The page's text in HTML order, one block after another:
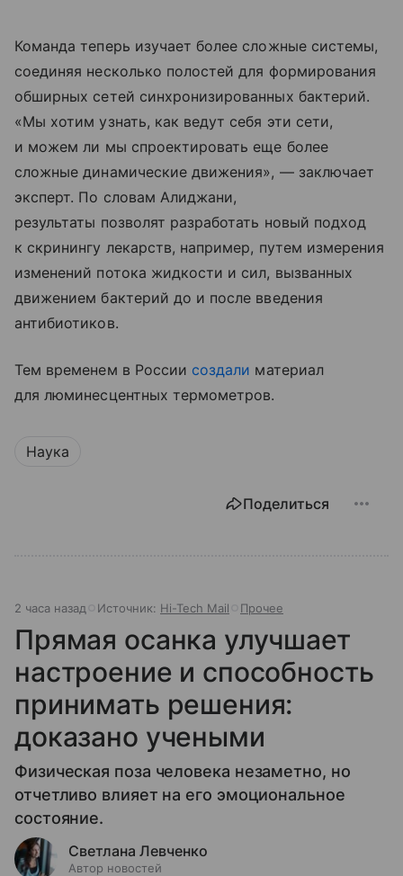
Команда теперь изучает более сложные системы,
соединяя несколько полостей для формирования
обширных сетей синхронизированных бактерий.
«Мы хотим узнать, как ведут себя эти сети,
и можем ли мы спроектировать еще более
сложные динамические движения», — заключает
эксперт. По словам Алиджани,
результаты позволят разработать новый подход
к скринингу лекарств, например, путем измерения
изменений потока жидкости и сил, вызванных
движением бактерий до и после введения
антибиотиков.
Тем временем в России создали материал
для люминесцентных термометров.
Наука
Поделиться
2 часа назад Источник: Hi-Tech Mail Прочее
Прямая осанка улучшает
настроение и способность
принимать решения:
доказано учеными
Физическая поза человека незаметно, но
отчетливо влияет на его эмоциональное
состояние.
Светлана Левченко
Автор новостей